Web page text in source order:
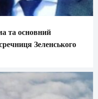
та основний
Зеленського